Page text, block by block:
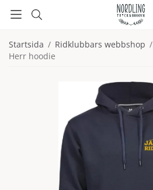
Startsida / Ridklubbars webbshop /
Herr hoodie